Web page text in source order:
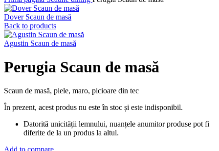
Dover Scaun de masă
Back to products
Agustin Scaun de masă
Perugia Scaun de masă
Scaun de masă, piele, maro, picioare din tec
În prezent, acest produs nu este în stoc și este indisponibil.
Datorită unicității lemnului, nuanțele anumitor produse pot fi
diferite de la un produs la altul.